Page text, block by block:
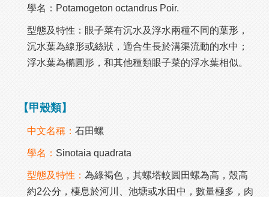
學名：Potamogeton octandrus Poir.
型態及特性：眼子菜有沉水及浮水兩種不同的葉形，
沉水葉為線形或絲狀，適合生長於溝渠流動的水中；
浮水葉為橢圓形，和其他種類眼子菜的浮水葉相似。
【甲殼類】
中文名稱： 石田螺
學名： Sinotaia quadrata
型態及特性： 為綠褐色，其螺塔較圓田螺為高，殼高
約2公分，棲息於河川、池塘或水田中，數量極多，肉